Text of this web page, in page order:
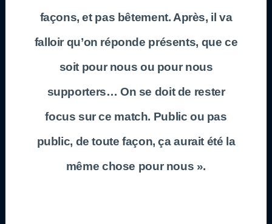
façons, et pas bêtement. Après, il va
falloir qu’on réponde présents, que ce
soit pour nous ou pour nous
supporters… On se doit de rester
focus sur ce match. Public ou pas
public, de toute façon, ça aurait été la
même chose pour nous ».